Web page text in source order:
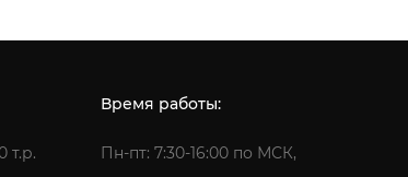
т.р.
Время работы:
Пн-пт: 7:30-16:00 по МСК,